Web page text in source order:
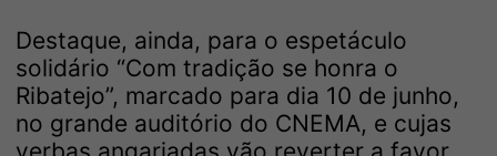
Destaque, ainda, para o espetáculo
solidário “Com tradição se honra o
Ribatejo”, marcado para dia 10 de junho,
no grande auditório do CNEMA, e cujas